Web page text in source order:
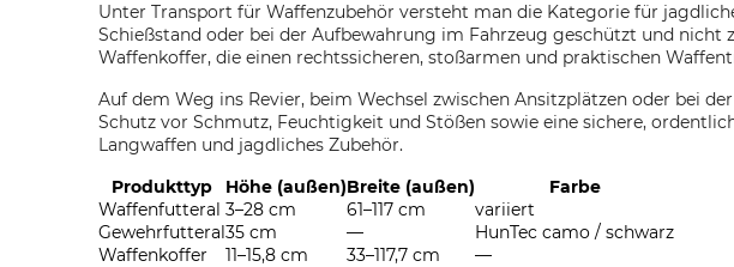
Unter Transport für Waffenzubehör versteht man die Kategorie für
Schießstand oder bei der Aufbewahrung im Fahrzeug geschützt und
Waffenkoffer, die einen rechtssicheren, stoßarmen und praktischen
Auf dem Weg ins Revier, beim Wechsel zwischen Ansitzplätzen oder bei
Schutz vor Schmutz, Feuchtigkeit und Stößen sowie eine sichere,
Langwaffen und jagdliches Zubehör.
Produkttyp
Höhe (außen)Breite (außen)
Farbe
Waffenfutteral 3–28 cm 61–117 cm
variiert
Gewehrfutteral35 cm —
HunTec camo / schwarz
Waffenkoffer
11–15,8 cm 33–117,7 cm —